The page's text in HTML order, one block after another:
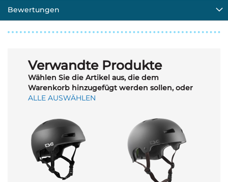
Bewertungen
Verwandte Produkte
Wählen Sie die Artikel aus, die dem
Warenkorb hinzugefügt werden sollen, oder
ALLE AUSWÄHLEN